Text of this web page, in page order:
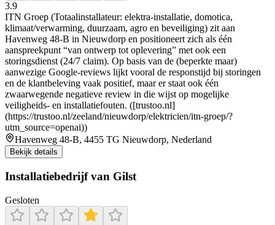
3.9
ITN Groep (Totaalinstallateur: elektra-installatie, domotica,
klimaat/verwarming, duurzaam, agro en beveiliging) zit aan
Havenweg 48-B in Nieuwdorp en positioneert zich als één
aanspreekpunt “van ontwerp tot oplevering” met ook een
storingsdienst (24/7 claim). Op basis van de (beperkte maar)
aanwezige Google-reviews lijkt vooral de responstijd bij storingen
en de klantbeleving vaak positief, maar er staat ook één
zwaarwegende negatieve review in die wijst op mogelijke
veiligheids- en installatiefouten. ([trustoo.nl]
(https://trustoo.nl/zeeland/nieuwdorp/elektricien/itn-groep/?
utm_source=openai))
Havenweg 48-B, 4455 TG Nieuwdorp, Nederland
Bekijk details
Installatiebedrijf van Gilst
Gesloten